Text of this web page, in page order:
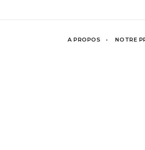
A PROPOS NOTRE